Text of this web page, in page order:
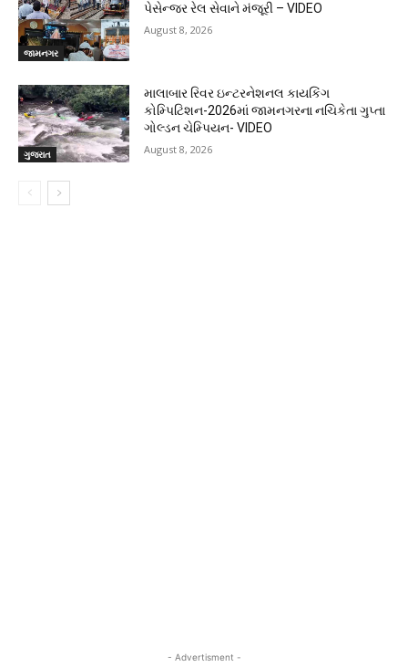
જામનગર
પેસેન્જર રેલ સેવાને મંજૂરી – VIDEO
August 8, 2026
ગુજરાત
માલાબાર રિવર ઇન્ટરનેશનલ કાયકિંગ
કોમ્પિટિશન-2026માં જામનગરના નચિકેતા ગુપ્તા
ગોલ્ડન ચેમ્પિયન- VIDEO
August 8, 2026
- Advertisment -